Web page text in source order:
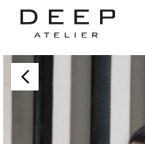
Anasayfa Kapüşonlu Triko Kazak